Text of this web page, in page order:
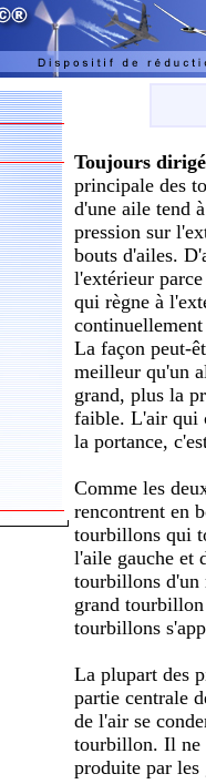
Toujours
principale des
d'une aile tend
pression sur
bouts d'ailes.
l'extérieur
qui règne à
La façon peut-
meilleur qu'un
grand, plus la
faible. L'air qui
la portance,
Comme les
rencontrent en
tourbillons qui
l'aile gauche et
tourbillons d'un
grand tourbillon
tourbillons
La plupart des
partie centrale
de l'air se
tourbillon. Il ne
produite par les